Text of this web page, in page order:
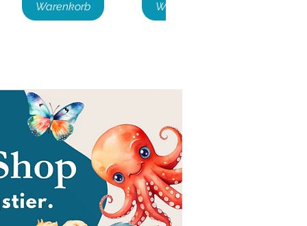
Warenkorb
Warenkorb
Schnellansicht Schnellansicht
Karwoche